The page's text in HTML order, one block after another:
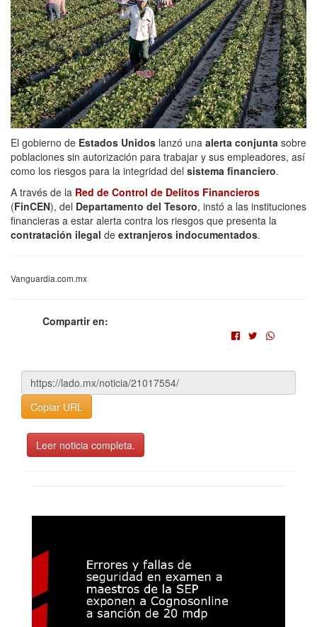
El gobierno de Estados Unidos lanzó una alerta conjunta sobre
poblaciones sin autorización para trabajar y sus empleadores, así
como los riesgos para la integridad del sistema financiero.
A través de la Red de Control de Delitos Financieros
(FinCEN), del Departamento del Tesoro, instó a las instituciones
financieras a estar alerta contra los riesgos que presenta la
contratación ilegal de extranjeros indocumentados.
Vanguardia.com.mx
Compartir en:
Copiar URL
Leer noticia completa.